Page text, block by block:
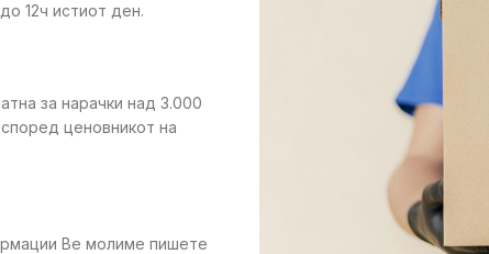
12ч истиот ден.
за нарачки над 3.000
ценовникот на
Ве молиме пишете